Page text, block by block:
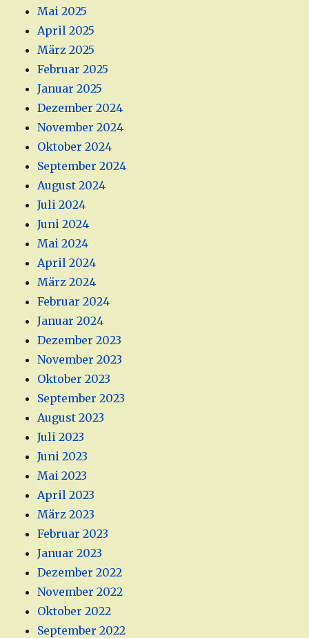
Mai 2025
April 2025
März 2025
Februar 2025
Januar 2025
Dezember 2024
November 2024
Oktober 2024
September 2024
August 2024
Juli 2024
Juni 2024
Mai 2024
April 2024
März 2024
Februar 2024
Januar 2024
Dezember 2023
November 2023
Oktober 2023
September 2023
August 2023
Juli 2023
Juni 2023
Mai 2023
April 2023
März 2023
Februar 2023
Januar 2023
Dezember 2022
November 2022
Oktober 2022
September 2022